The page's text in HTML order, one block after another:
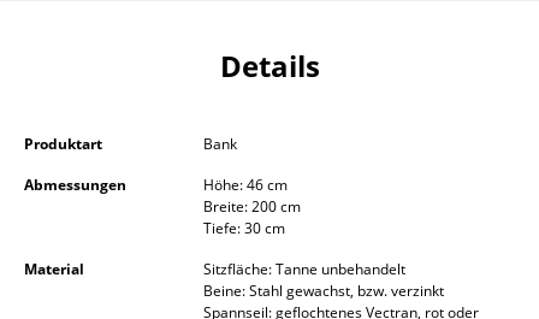
Licht
Hängeleuchten & Deckenleuchten
Details
Produktart
Bank
Abmessungen
Höhe: 46 cm
Breite: 200 cm
Tiefe: 30 cm
Material
Sitzfläche: Tanne unbehandelt
Beine: Stahl gewachst, bzw. verzinkt
Spannseil: geflochtenes Vectran, rot oder